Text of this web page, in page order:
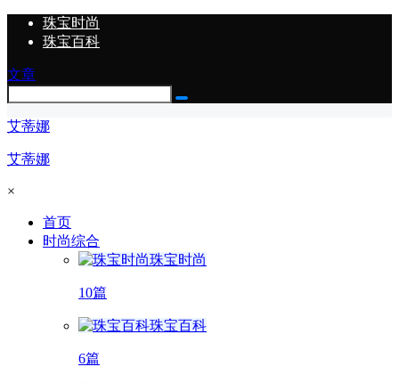
珠宝时尚
珠宝百科
文章
艾蒂娜
艾蒂娜
×
首页
时尚综合
珠宝时尚
10篇
珠宝百科
6篇